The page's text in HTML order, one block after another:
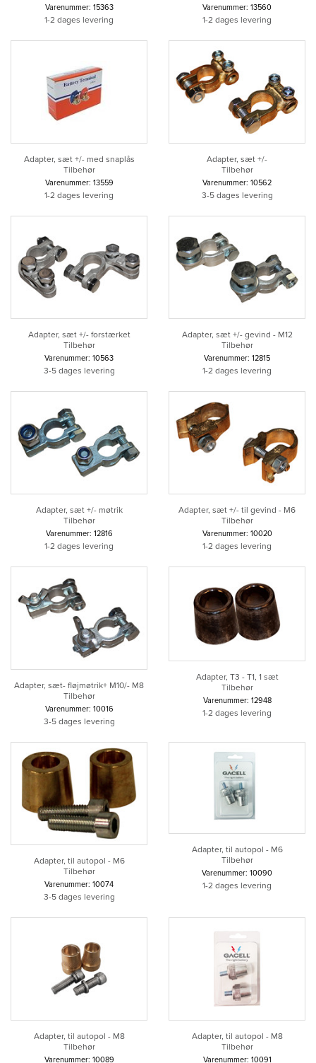
Varenummer: 15363
1-2 dages levering
Varenummer: 13560
1-2 dages levering
Adapter, sæt +/- med snaplås
Tilbehør
Varenummer: 13559
1-2 dages levering
Adapter, sæt +/-
Tilbehør
Varenummer: 10562
3-5 dages levering
Adapter, sæt +/- forstærket
Tilbehør
Varenummer: 10563
3-5 dages levering
Adapter, sæt +/- gevind - M12
Tilbehør
Varenummer: 12815
1-2 dages levering
Adapter, sæt +/- møtrik
Tilbehør
Varenummer: 12816
1-2 dages levering
Adapter, sæt +/- til gevind - M6
Tilbehør
Varenummer: 10020
1-2 dages levering
Adapter, sæt- fløjmøtrik+ M10/- M8
Tilbehør
Varenummer: 10016
3-5 dages levering
Adapter, T3 - T1, 1 sæt
Tilbehør
Varenummer: 12948
1-2 dages levering
Adapter, til autopol - M6
Tilbehør
Varenummer: 10074
3-5 dages levering
Adapter, til autopol - M6
Tilbehør
Varenummer: 10090
1-2 dages levering
Adapter, til autopol - M8
Tilbehør
Varenummer: 10089
Adapter, til autopol - M8
Tilbehør
Varenummer: 10091